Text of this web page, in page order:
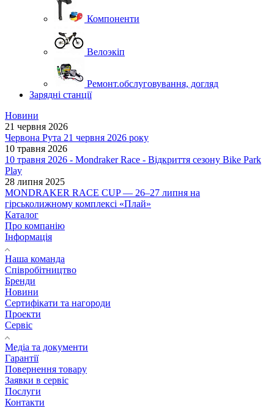
Компоненти
Велоэкіп
Ремонт.обслуговування, догляд
Зарядні станції
Новини
21 червня 2026
Червона Рута 21 червня 2026 року
10 травня 2026
10 травня 2026 - Mondraker Race - Відкриття сезону Bike Park
Play
28 липня 2025
MONDRAKER RACE CUP — 26–27 липня на
гірськолижному комплексі «Плай»
Каталог
Про компанію
Інформація
Наша команда
Співробітництво
Бренди
Новини
Сертифікати та нагороди
Проекти
Сервіс
Медіа та документи
Гарантії
Повернення товару
Заявки в сервіс
Послуги
Контакти